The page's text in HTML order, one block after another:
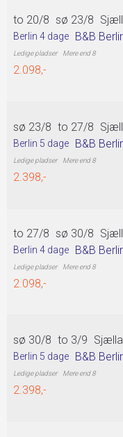
to 20/8 sø 23/8
Berlin 4 dage B&B
Mere end 8
2.098,-
sø 23/8 to 27/8
Berlin 5 dage B&B
Mere end 8
2.398,-
to 27/8 sø 30/8
Berlin 4 dage B&B
Mere end 8
2.098,-
sø 30/8 to 3/9
Berlin 5 dage B&B
Mere end 8
2.398,-